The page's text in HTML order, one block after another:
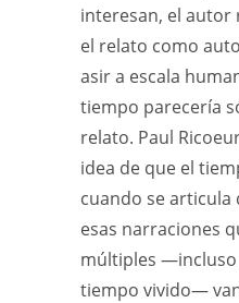
interesan, el autor
el relato como
asir a escala
tiempo parecería
relato. Paul
idea de que el
cuando se
esas narraciones
múltiples
tiempo vivido—